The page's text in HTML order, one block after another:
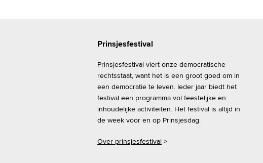
Prinsjesfestival
Prinsjesfestival viert onze democratische
rechtsstaat, want het is een groot goed om in
een democratie te leven. Ieder jaar biedt het
festival een programma vol feestelijke en
inhoudelijke activiteiten. Het festival is altijd in
de week voor en op Prinsjesdag.
Over prinsjesfestival >